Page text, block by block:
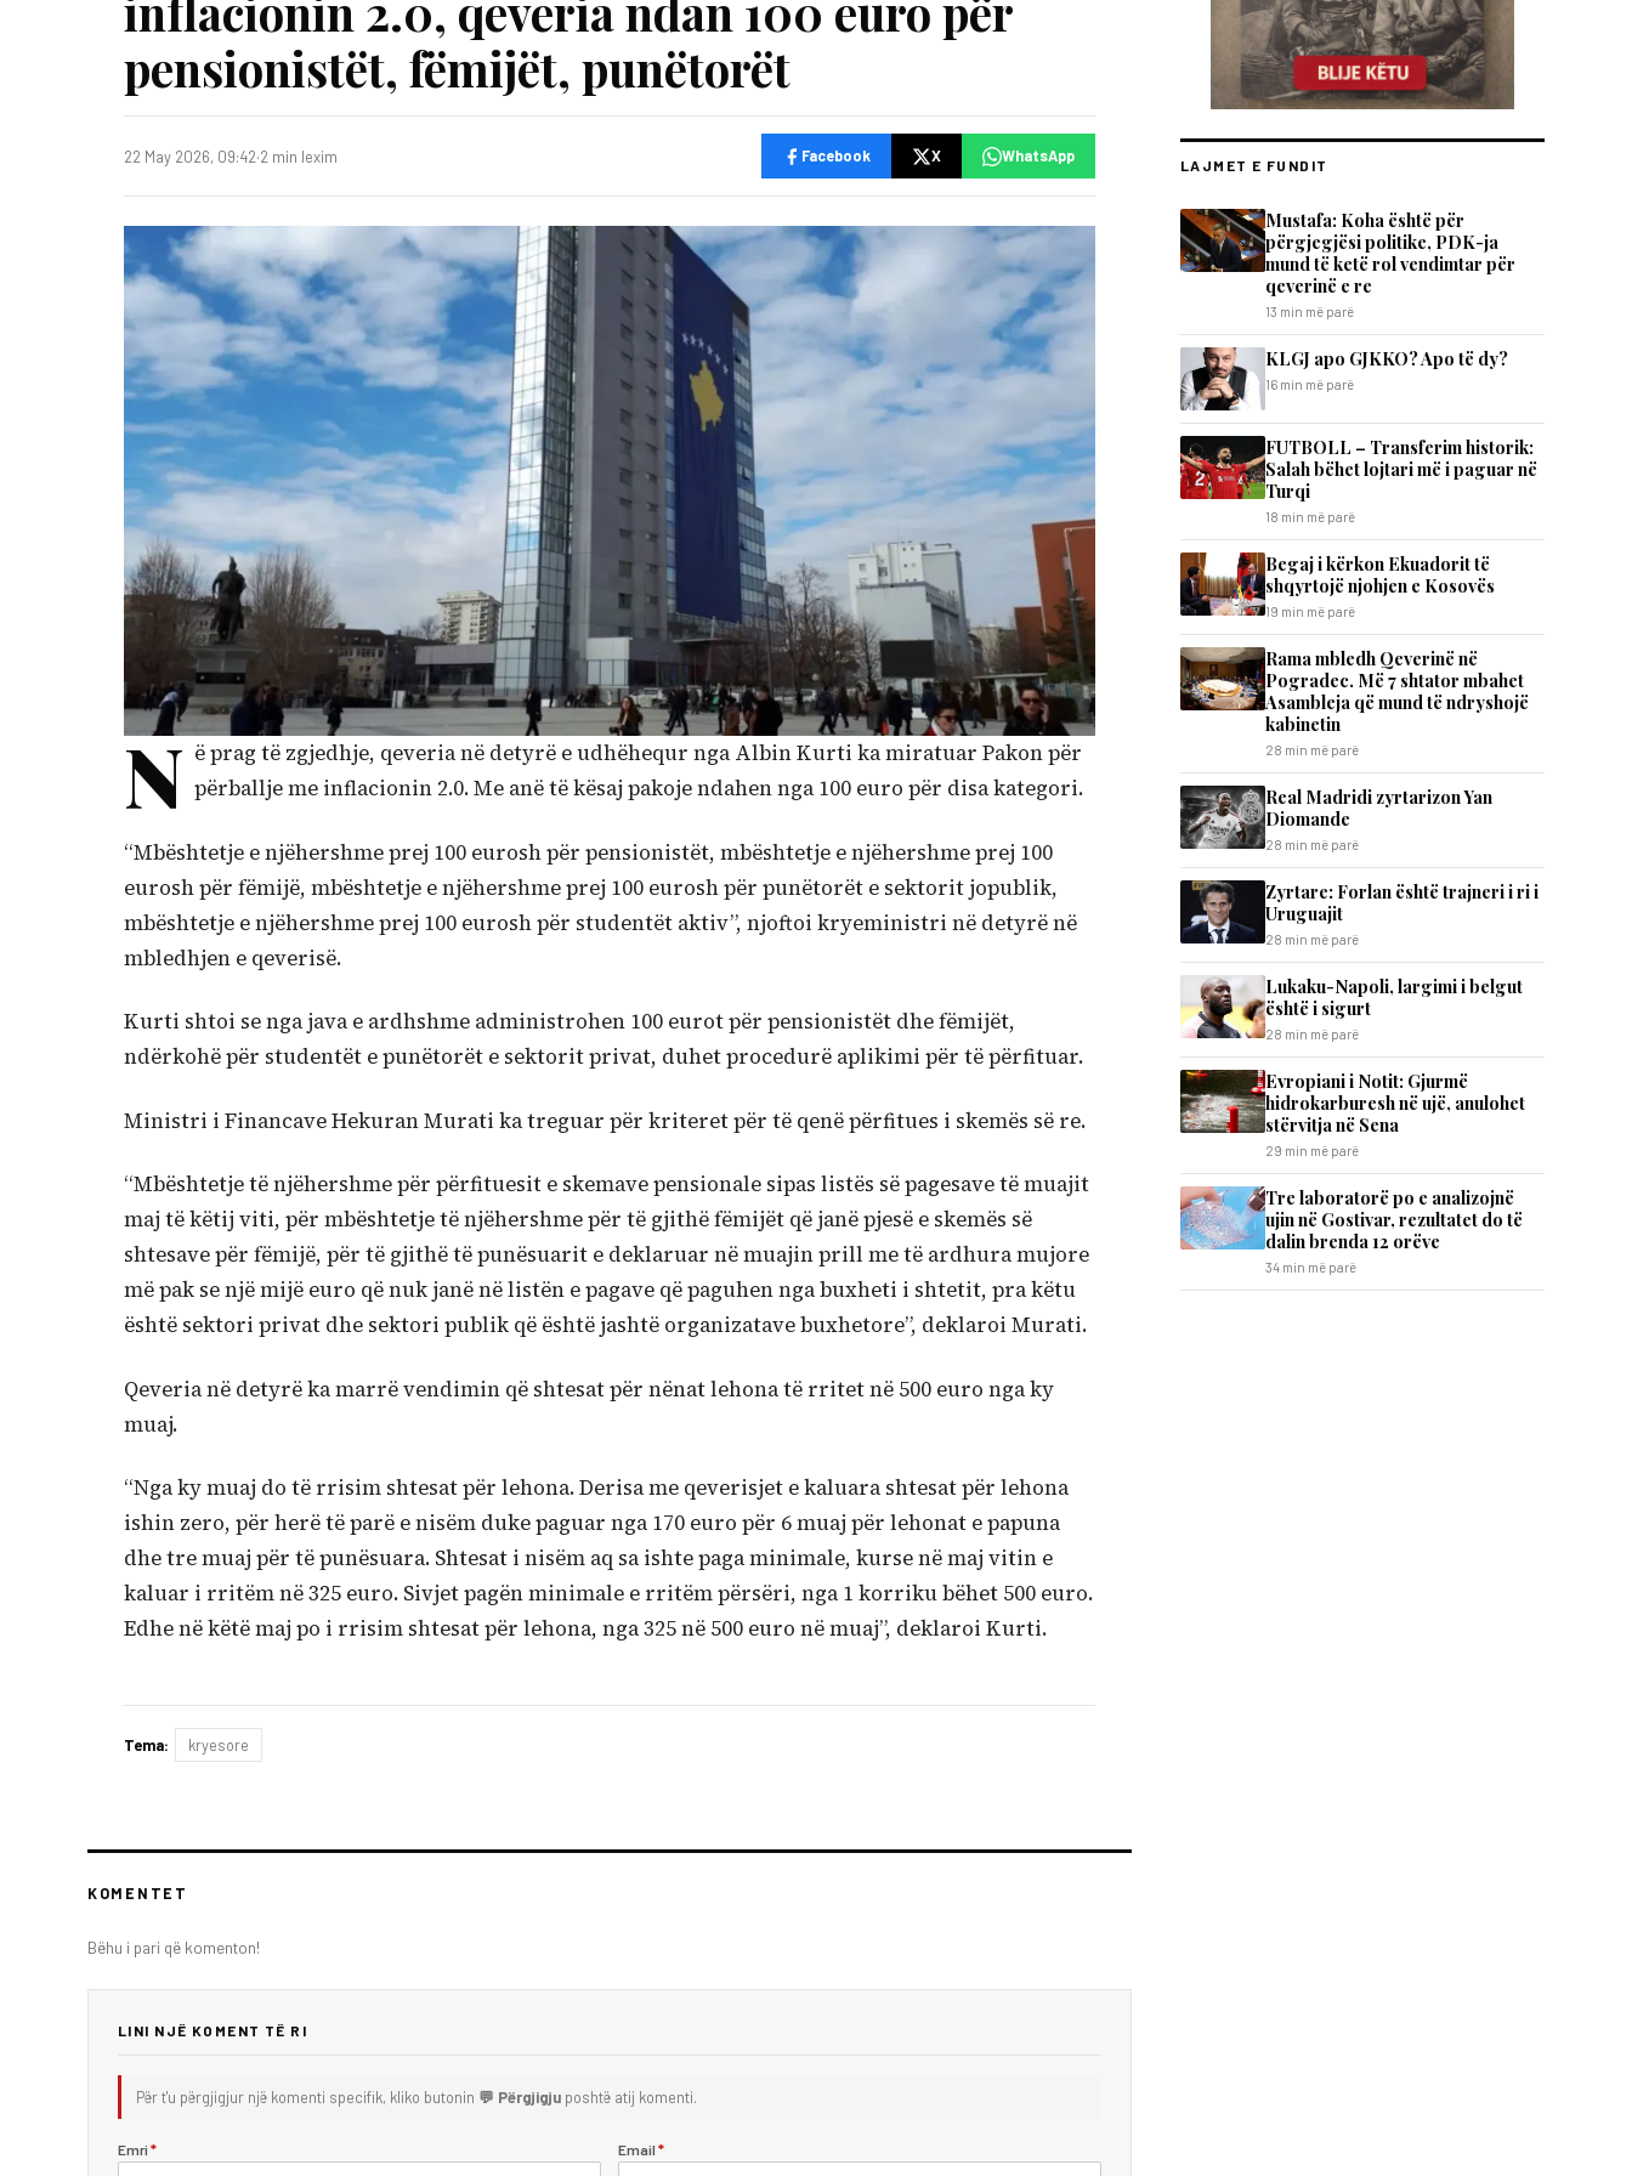
pensionistët, fëmijët, punëtorët
22 May 2026, 09:42·2 min lexim Facebook X WhatsApp
N ë prag të zgjedhje, qeveria në detyrë e udhëhequr nga Albin Kurti ka miratuar Pakon për
përballje me inflacionin 2.0. Me anë të kësaj pakoje ndahen nga 100 euro për disa kategori.
“Mbështetje e njëhershme prej 100 eurosh për pensionistët, mbështetje e njëhershme prej 100
eurosh për fëmijë, mbështetje e njëhershme prej 100 eurosh për punëtorët e sektorit jopublik,
mbështetje e njëhershme prej 100 eurosh për studentët aktiv”, njoftoi kryeministri në detyrë në
mbledhjen e qeverisë.
Kurti shtoi se nga java e ardhshme administrohen 100 eurot për pensionistët dhe fëmijët,
ndërkohë për studentët e punëtorët e sektorit privat, duhet procedurë aplikimi për të përfituar.
Ministri i Financave Hekuran Murati ka treguar për kriteret për të qenë përfitues i skemës së re.
“Mbështetje të njëhershme për përfituesit e skemave pensionale sipas listës së pagesave të muajit
maj të këtij viti, për mbështetje të njëhershme për të gjithë fëmijët që janë pjesë e skemës së
shtesave për fëmijë, për të gjithë të punësuarit e deklaruar në muajin prill me të ardhura mujore
më pak se një mijë euro që nuk janë në listën e pagave që paguhen nga buxheti i shtetit, pra këtu
është sektori privat dhe sektori publik që është jashtë organizatave buxhetore”, deklaroi Murati.
Qeveria në detyrë ka marrë vendimin që shtesat për nënat lehona të rritet në 500 euro nga ky
muaj.
“Nga ky muaj do të rrisim shtesat për lehona. Derisa me qeverisjet e kaluara shtesat për lehona
ishin zero, për herë të parë e nisëm duke paguar nga 170 euro për 6 muaj për lehonat e papuna
dhe tre muaj për të punësuara. Shtesat i nisëm aq sa ishte paga minimale, kurse në maj vitin e
kaluar i rritëm në 325 euro. Sivjet pagën minimale e rritëm përsëri, nga 1 korriku bëhet 500 euro.
Edhe në këtë maj po i rrisim shtesat për lehona, nga 325 në 500 euro në muaj”, deklaroi Kurti.
Tema: kryesore
KOMENTET
Bëhu i pari që komenton!
LINI NJË KOMENT TË RI
Për t'u përgjigjur një komenti specifik, kliko butonin 💬 Përgjigju poshtë atij komenti.
Emri * Email *
LAJMET E FUNDIT
Mustafa: Koha është për
përgjegjësi politike, PDK-ja
mund të ketë rol vendimtar për
qeverinë e re
13 min më parë
KLGJ apo GJKKO? Apo të dy?
16 min më parë
FUTBOLL – Transferim historik:
Salah bëhet lojtari më i paguar në
Turqi
18 min më parë
Begaj i kërkon Ekuadorit të
shqyrtojë njohjen e Kosovës
19 min më parë
Rama mbledh Qeverinë në
Pogradec. Më 7 shtator mbahet
Asambleja që mund të ndryshojë
kabinetin
28 min më parë
Real Madridi zyrtarizon Yan
Diomande
28 min më parë
Zyrtare: Forlan është trajneri i ri i
Uruguajit
28 min më parë
Lukaku-Napoli, largimi i belgut
është i sigurt
28 min më parë
Evropiani i Notit: Gjurmë
hidrokarburesh në ujë, anulohet
stërvitja në Sena
29 min më parë
Tre laboratorë po e analizojnë
ujin në Gostivar, rezultatet do të
dalin brenda 12 orëve
34 min më parë